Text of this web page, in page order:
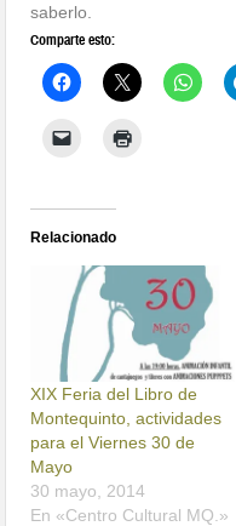
saberlo.
Comparte esto:
Relacionado
XIX Feria del Libro de
Montequinto, actividades
para el Viernes 30 de
Mayo
30 mayo, 2014
En «Centro Cultural MQ.»